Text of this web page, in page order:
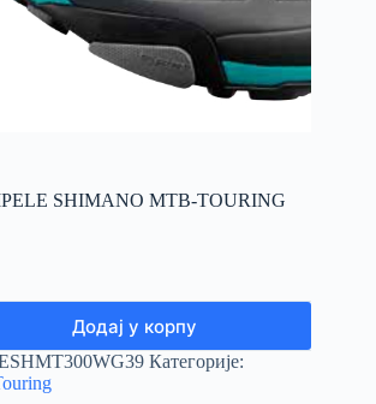
SHIMANO MTB-TOURING
Додај у корпу
Категорије: